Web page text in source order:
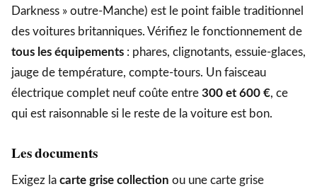
Darkness » outre-Manche) est le point faible traditionnel
des voitures britanniques. Vérifiez le fonctionnement de
tous les équipements : phares, clignotants, essuie-glaces,
jauge de température, compte-tours. Un faisceau
électrique complet neuf coûte entre 300 et 600 €, ce
qui est raisonnable si le reste de la voiture est bon.
Les documents
Exigez la carte grise collection ou une carte grise